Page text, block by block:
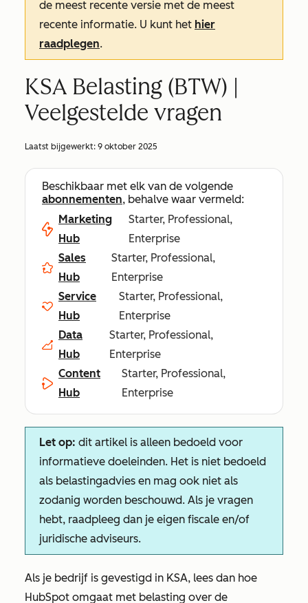
de meest recente versie met de meest
recente informatie. U kunt het hier
raadplegen.
KSA Belasting (BTW) |
Veelgestelde vragen
Laatst bijgewerkt: 9 oktober 2025
Beschikbaar met elk van de volgende
abonnementen, behalve waar vermeld:
Marketing
Hub
Starter, Professional,
Enterprise
Sales
Hub
Starter, Professional,
Enterprise
Service
Hub
Starter, Professional,
Enterprise
Data
Hub
Starter, Professional,
Enterprise
Content
Hub
Starter, Professional,
Enterprise
Let op: dit artikel is alleen bedoeld voor
informatieve doeleinden. Het is niet bedoeld
als belastingadvies en mag ook niet als
zodanig worden beschouwd. Als je vragen
hebt, raadpleeg dan je eigen fiscale en/of
juridische adviseurs.
Als je bedrijf is gevestigd in KSA, lees dan hoe
HubSpot omgaat met belasting over de